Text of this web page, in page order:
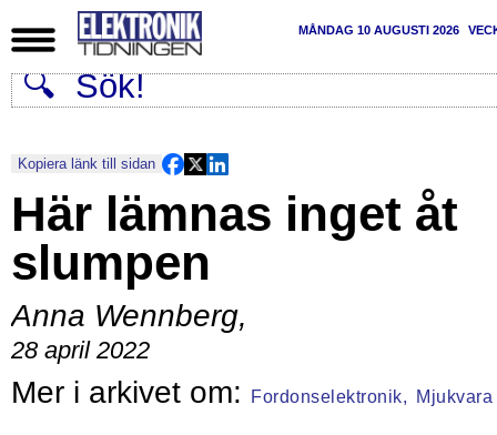
MÅNDAG 10 AUGUSTI 2026
Kopiera länk till sidan
Här lämnas inget åt
slumpen
Anna Wennberg,
28 april 2022
Fordonselektronik, Mjukvara